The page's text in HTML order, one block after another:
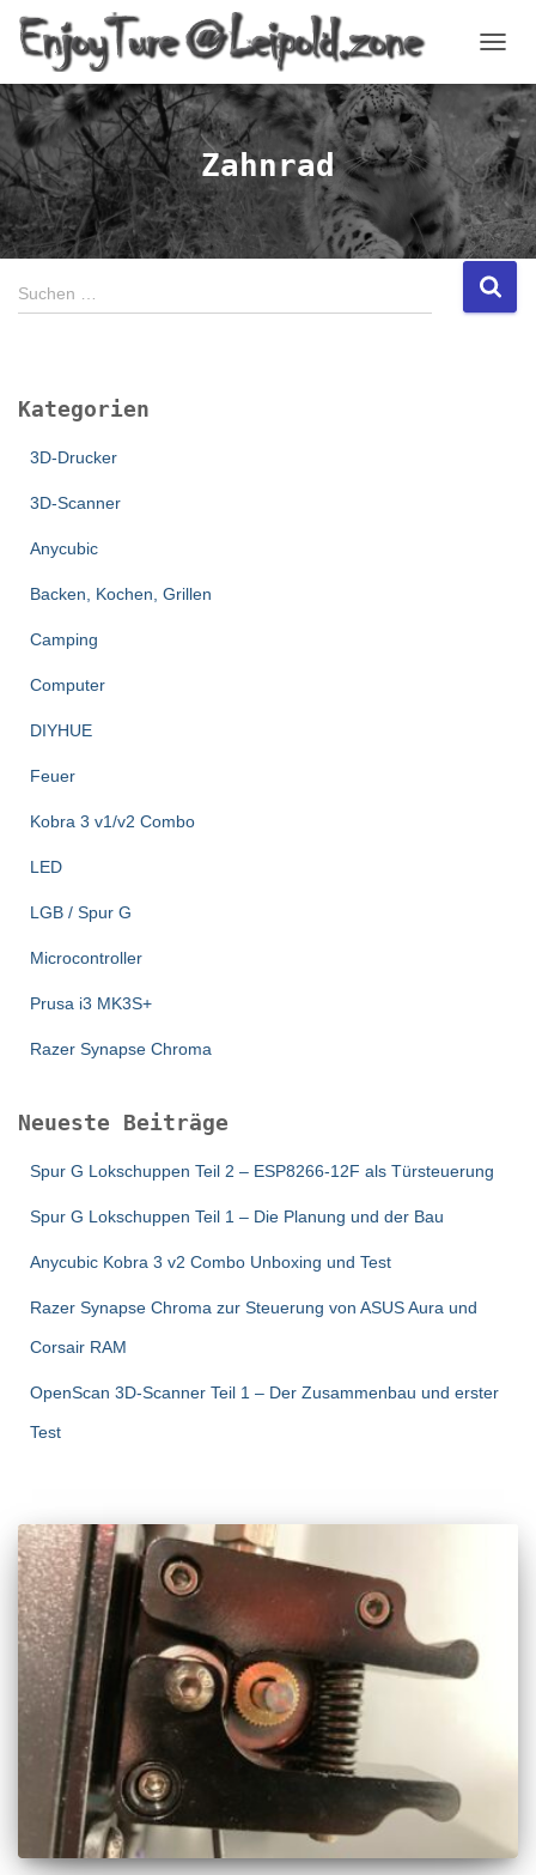
Zahnrad
S
u
n
Suchen …
Kategorien
3D-Drucker
3D-Scanner
Anycubic
Backen, Kochen, Grillen
Camping
Computer
DIYHUE
Feuer
Kobra 3 v1/v2 Combo
LED
LGB / Spur G
Microcontroller
Prusa i3 MK3S+
Razer Synapse Chroma
Neueste Beiträge
Spur G Lokschuppen Teil 2 – ESP8266-12F als Türsteuerung
Spur G Lokschuppen Teil 1 – Die Planung und der Bau
Anycubic Kobra 3 v2 Combo Unboxing und Test
Razer Synapse Chroma zur Steuerung von ASUS Aura und
Corsair RAM
OpenScan 3D-Scanner Teil 1 – Der Zusammenbau und erster
Test